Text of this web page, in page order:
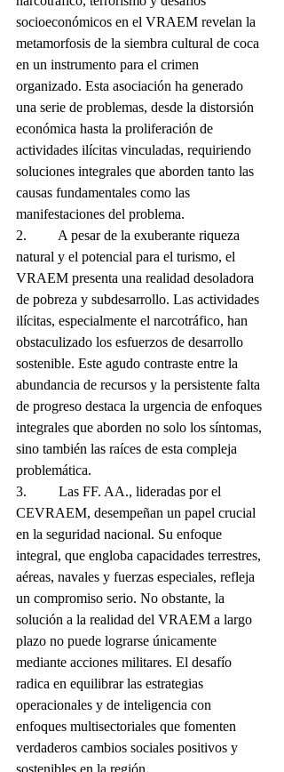
socioeconómicos en el VRAEM revelan la
metamorfosis de la siembra cultural de coca
en un instrumento para el crimen
organizado. Esta asociación ha generado
una serie de problemas, desde la distorsión
económica hasta la proliferación de
actividades ilícitas vinculadas, requiriendo
soluciones integrales que aborden tanto las
causas fundamentales como las
manifestaciones del problema.
2.         A pesar de la exuberante riqueza
natural y el potencial para el turismo, el
VRAEM presenta una realidad desoladora
de pobreza y subdesarrollo. Las actividades
ilícitas, especialmente el narcotráfico, han
obstaculizado los esfuerzos de desarrollo
sostenible. Este agudo contraste entre la
abundancia de recursos y la persistente falta
de progreso destaca la urgencia de enfoques
integrales que aborden no solo los síntomas,
sino también las raíces de esta compleja
problemática.
3.         Las FF. AA., lideradas por el
CEVRAEM, desempeñan un papel crucial
en la seguridad nacional. Su enfoque
integral, que engloba capacidades terrestres,
aéreas, navales y fuerzas especiales, refleja
un compromiso serio. No obstante, la
solución a la realidad del VRAEM a largo
plazo no puede lograrse únicamente
mediante acciones militares. El desafío
radica en equilibrar las estrategias
operacionales y de inteligencia con
enfoques multisectoriales que fomenten
verdaderos cambios sociales positivos y